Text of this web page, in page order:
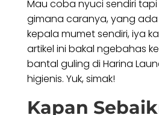
Mau coba nyuci sendiri
gimana caranya, yang
kepala mumet sendiri, iya
artikel ini bakal ngebahas
bantal guling di Harina
higienis. Yuk, simak!
Kapan